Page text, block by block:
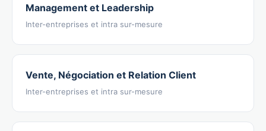
Management et Leadership
Inter-entreprises et intra sur-mesure
Vente, Négociation et Relation Client
Inter-entreprises et intra sur-mesure